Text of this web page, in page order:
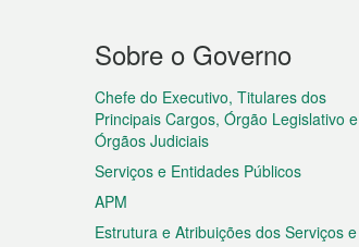
Menu
do
rodapé
Sobre o Governo
Chefe do Executivo, Titulares dos
Principais Cargos, Órgão Legislativo e
Órgãos Judiciais
Serviços e Entidades Públicos
APM
Estrutura e Atribuições dos Serviços e